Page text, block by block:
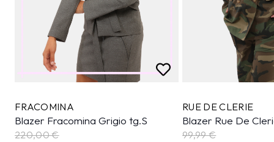
FRACOMINA
Blazer Fracomina Grigio tg.S
220,00 €
RUE DE CLERIE
Blazer Rue De
99,99€